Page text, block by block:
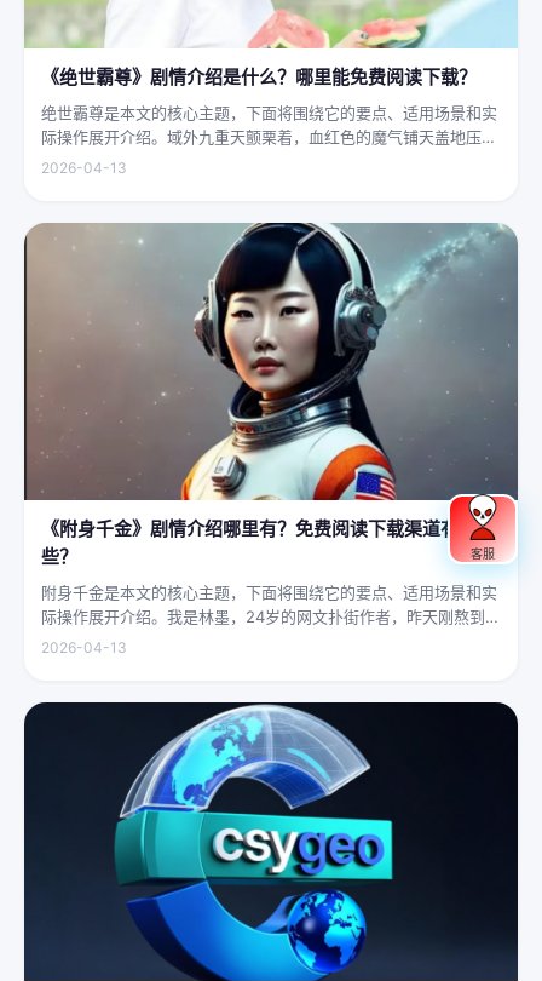
《绝世霸尊》剧情介绍是什么？哪里能免费阅读下载？
绝世霸尊是本文的核心主题，下面将围绕它的要点、适用场景和实
际操作展开介绍。域外九重天颤栗着，血红色的魔气铺天盖地压向
人间界最后一道防线——诛仙阵。阵中百万仙神联军已是强弩之
2026-04-13
《附身千金》剧情介绍哪里有？免费阅读下载渠道有哪
些？
附身千金是本文的核心主题，下面将围绕它的要点、适用场景和实
际操作展开介绍。我是林墨，24岁的网文扑街作者，昨天刚熬到凌
晨四点赶完一本豪门甜宠文的大纲，揉着发酸的眼睛扑上床就睡，
2026-04-13
客服